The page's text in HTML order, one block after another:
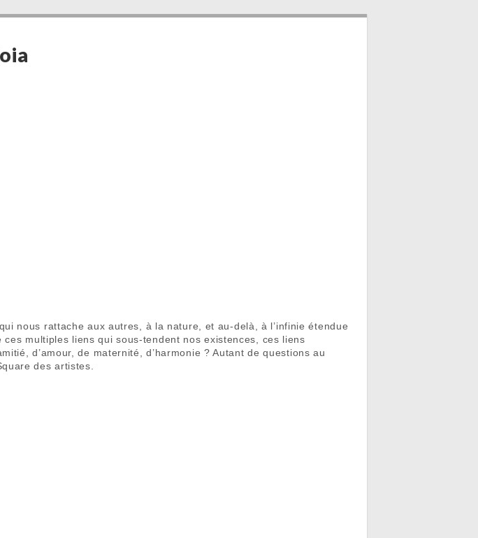
nous rattache aux autres, à la nature, et au-delà, à l’infinie étendue
multiples liens qui sous-tendent nos existences, ces liens
d’amour, de maternité, d’harmonie ? Autant de questions au
des artistes.